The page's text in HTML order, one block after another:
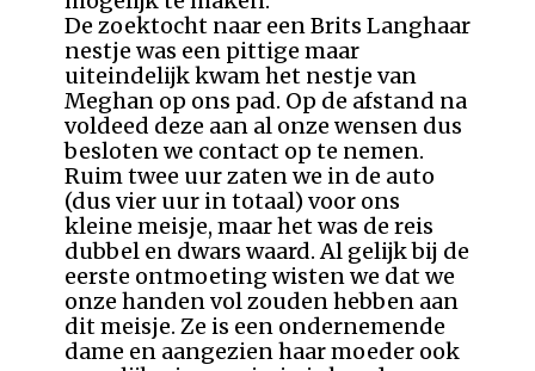
De zoektocht naar een Brits Langhaar
nestje was een pittige maar
uiteindelijk kwam het nestje van
Meghan op ons pad. Op de afstand na
voldeed deze aan al onze wensen dus
besloten we contact op te nemen.
Ruim twee uur zaten we in de auto
(dus vier uur in totaal) voor ons
kleine meisje, maar het was de reis
dubbel en dwars waard. Al gelijk bij de
eerste ontmoeting wisten we dat we
onze handen vol zouden hebben aan
dit meisje. Ze is een ondernemende
dame en aangezien haar moeder ook